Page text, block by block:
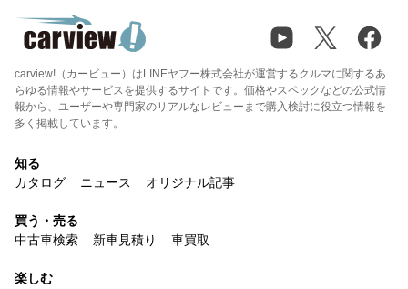
carview!（カービュー）はLINEヤフー株式会社が運営するクルマに関するあ
らゆる情報やサービスを提供するサイトです。価格やスペックなどの公式情
報から、ユーザーや専門家のリアルなレビューまで購入検討に役立つ情報を
多く掲載しています。
知る
カタログ
ニュース オリジナル記事
買う・売る
中古車検索
新車見積り 車買取
楽しむ